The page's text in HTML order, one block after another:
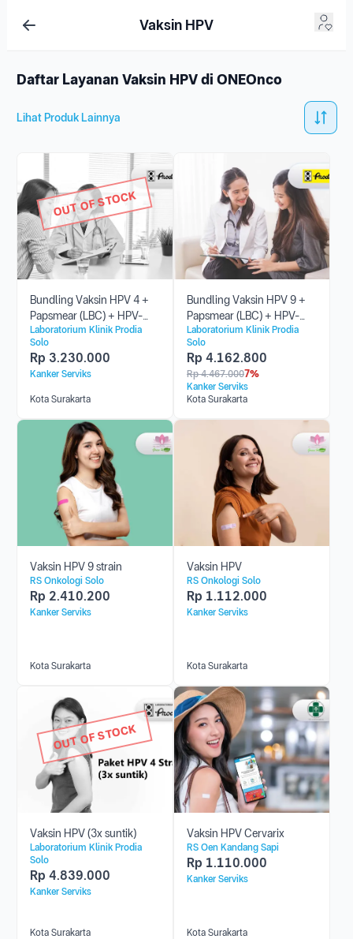
Vaksin HPV
Daftar Layanan Vaksin HPV di ONEOnco
Lihat Produk Lainnya
OUT OF STOCK
Bundling Vaksin HPV 4 +
Papsmear (LBC) + HPV-
DNA
Laboratorium Klinik Prodia
Solo
Rp 3.230.000
Kanker Serviks
Kota Surakarta
Bundling Vaksin HPV 9 +
Papsmear (LBC) + HPV-
DNA
Laboratorium Klinik Prodia
Solo
Rp 4.162.800
Rp 4.467.0007%
Kanker Serviks
Kota Surakarta
Vaksin HPV 9 strain
RS Onkologi Solo
Rp 2.410.200
Kanker Serviks
Kota Surakarta
Vaksin HPV
RS Onkologi Solo
Rp 1.112.000
Kanker Serviks
Kota Surakarta
OUT OF STOCK
Vaksin HPV (3x suntik)
Laboratorium Klinik Prodia
Solo
Rp 4.839.000
Kanker Serviks
Kota Surakarta
Vaksin HPV Cervarix
RS Oen Kandang Sapi
Rp 1.110.000
Kanker Serviks
Kota Surakarta